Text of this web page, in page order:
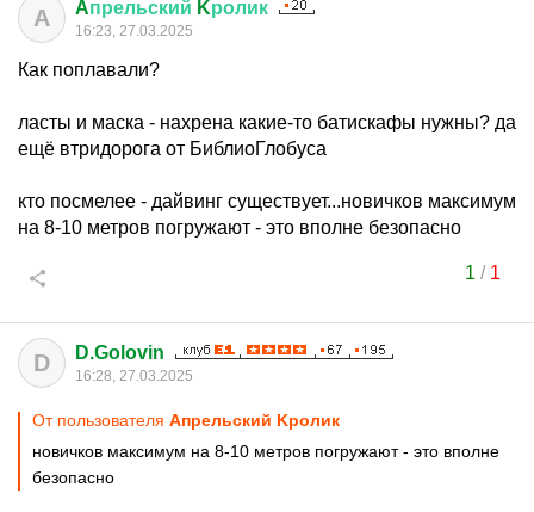
A Aпрельский Kролик
16:23, 27.03.2025
Как поплавали?
ласты и маска - нахрена какие-то батискафы нужны? да
ещё втридорога от БиблиоГлобуса
кто посмелее - дайвинг существует...новичков максимум
на 8-10 метров погружают - это вполне безопасно
1 / 1
D D.Golovin
16:28, 27.03.2025
От пользователя Aпрельский Kролик
новичков максимум на 8-10 метров погружают - это вполне
безопасно